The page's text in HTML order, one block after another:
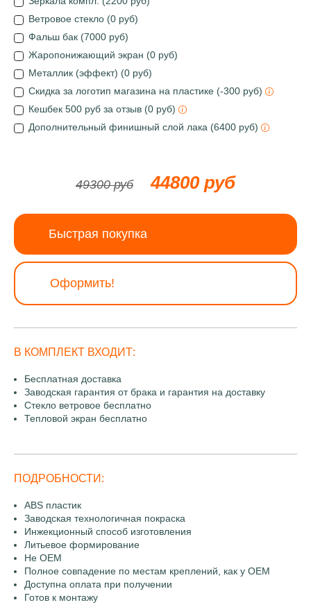
Ветровое стекло (0 руб)
Фальш бак (7000 руб)
Жаропонижающий экран (0 руб)
Металлик (эффект) (0 руб)
Скидка за логотип магазина на пластике (-300 руб)
Кешбек 500 руб за отзыв (0 руб)
Дополнительный финишный слой лака (6400 руб)
49300 руб 44800 руб
Быстрая покупка
Оформить!
В КОМПЛЕКТ ВХОДИТ:
Бесплатная доставка
Заводская гарантия от брака и гарантия на доставку
Стекло ветровое бесплатно
Тепловой экран бесплатно
ПОДРОБНОСТИ:
ABS пластик
Заводская технологичная покраска
Инжекционный способ изготовления
Литьевое формирование
Не OEM
Полное совпадение по местам креплений, как у OEM
Доступна оплата при получении
Готов к монтажу